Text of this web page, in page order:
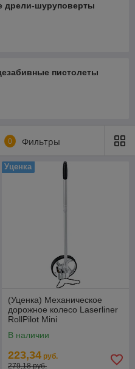
дрели-шуруповерты
пистолеты
0 Фильтры
Уценка
(Уценка) Механическое
дорожное колесо Laserliner
RollPilot Mini
В наличии
223,34 руб.
279,18 руб.